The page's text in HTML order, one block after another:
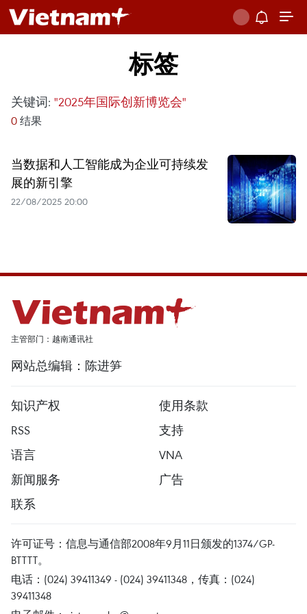
标签
关键词: "2025年国际创新博览会"
0 结果
当数据和人工智能成为企业可持续发
展的新引擎
22/08/2025 20:00
主管部门：越南通讯社
网站总编辑：陈进笋
知识产权
使用条款
RSS
支持
语言
VNA
新闻服务
广告
联系
许可证号：信息与通信部2008年9月11日颁发的1374/GP-
BTTTT。
电话：(024) 39411349 - (024) 39411348，传真：(024)
39411348